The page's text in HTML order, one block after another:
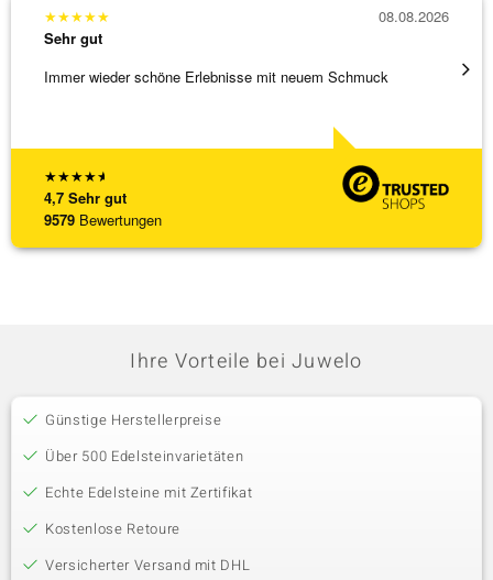
★★★★★
4,7 Sehr gut
9579 Bewertungen
★★★★★
Sehr gut
Immer wieder schöne Erlebnisse mit neuem Schmuck
08.08.2026
Ihre Vorteile bei Juwelo
Günstige Herstellerpreise
Über 500 Edelsteinvarietäten
Echte Edelsteine mit Zertifikat
Kostenlose Retoure
Versicherter Versand mit DHL